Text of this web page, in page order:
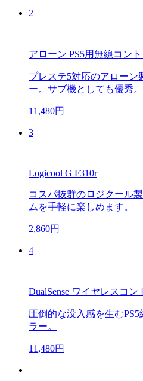
2
アローン PS5用無線コン
プレステ5対応のアローン
ー。サブ機としても優秀。
11,480円
3
Logicool G F310r
コスパ抜群のロジクール
ムを手軽に楽しめます。
2,860円
4
DualSense ワイヤレスコン
圧倒的な没入感を生む
ラー。
11,480円